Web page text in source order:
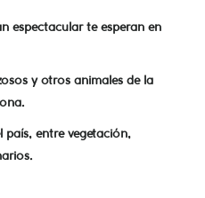
espectacular te esperan en
y otros animales de la
.
país, entre vegetación,